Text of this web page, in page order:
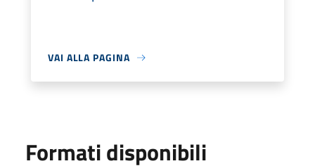
VAI ALLA PAGINA
Formati disponibili